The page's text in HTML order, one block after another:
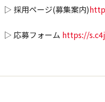
▷ 採用ページ(募集案内)
▷ 応募フォーム https://